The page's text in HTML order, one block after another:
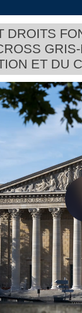
DROITS
ET DU